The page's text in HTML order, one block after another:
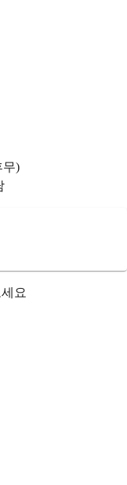
무)
요